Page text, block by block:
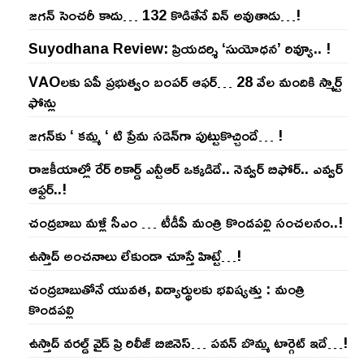
జ‌గ‌న్ సెంచ‌రీ కాదు… 132 కొడితేనే విన్ అవుతాడు…!
Suyodhana Review: ప్రియదర్శి ‘సుయోధన’ రివ్యూ.. !
VAOల‌కు ఏపీ ప్ర‌భుత్వం బంప‌ర్ ఆఫ‌ర్‌… 28 వేల మందికి స్మార్ట్
ఫోన్లు
జ‌గ‌న్‌కు ‘ క‌మ్మ ‘ టి ప్రేమ స‌డెన్‌గా పుట్టుకొచ్చిందే… !
రాజ‌కీయాల్లో రేర్ రికార్డ్ ఎన్టీఆర్ ఒక్క‌డిదే.. నెవ్వ‌ర్ బిఫోర్‌.. ఎవ్వ‌ర్
ఆఫ్ట‌ర్‌..!
చంద్ర‌బాబు మ‌ళ్లీ సీఎం … టీడీపీ మంత్రి కొండ‌ప‌ల్లి సంచ‌ల‌నం..!
ఉస్తాద్ అంచ‌నాలు లేకుండా చూస్తే హిట్టే…!
చంద్ర‌బాబుతోనే యువ‌త‌, విద్యార్థుల‌కు భ‌విష్య‌త్తు : మంత్రి
కొండ‌ప‌ల్లి
ఉస్తాద్ వ‌ర‌ల్డ్ వైడ్ ప్రి రిలీజ్ బిజినెస్‌… ప‌వ‌న్ బొమ్మ టార్గెట్ ఇదే…!